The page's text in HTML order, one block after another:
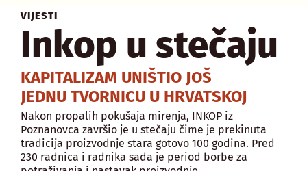
VIJESTI
Inkop u stečaju
KAPITALIZAM UNIŠTIO JOŠ
JEDNU TVORNICU U HRVATSKOJ
Nakon propalih pokušaja mirenja, INKOP iz
Poznanovca završio je u stečaju čime je prekinuta
tradicija proizvodnje stara gotovo 100 godina. Pred
230 radnica i radnika sada je period borbe za